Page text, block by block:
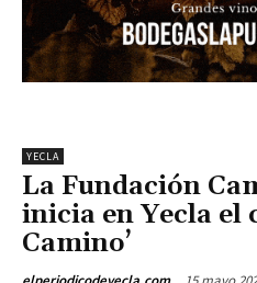
YECLA
La Fundación
inicia en Yecla el
Camino’